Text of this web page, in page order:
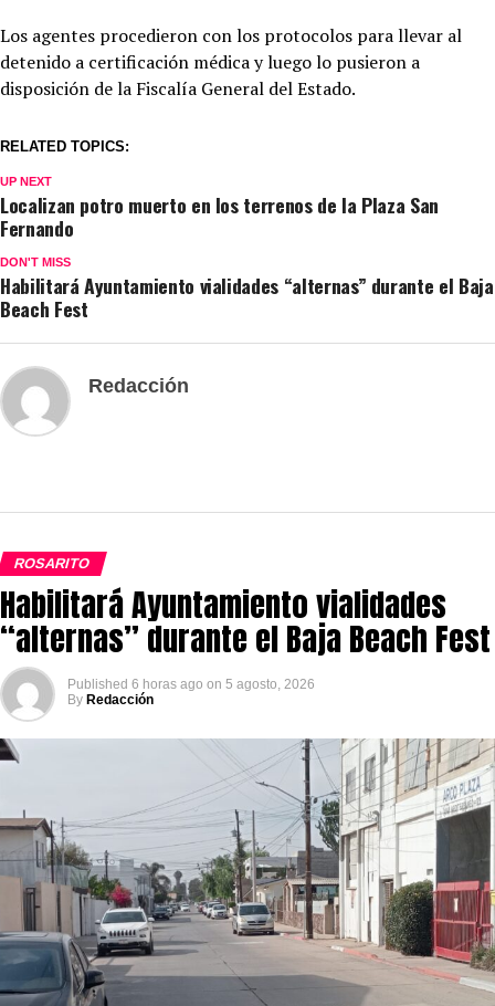
Los agentes procedieron con los protocolos para llevar al
detenido a certificación médica y luego lo pusieron a
disposición de la Fiscalía General del Estado.
RELATED TOPICS:
UP NEXT
Localizan potro muerto en los terrenos de la Plaza San
Fernando
DON'T MISS
Habilitará Ayuntamiento vialidades “alternas” durante el Baja
Beach Fest
Redacción
ROSARITO
Habilitará Ayuntamiento vialidades
“alternas” durante el Baja Beach Fest
Published 6 horas ago on 5 agosto, 2026
By Redacción